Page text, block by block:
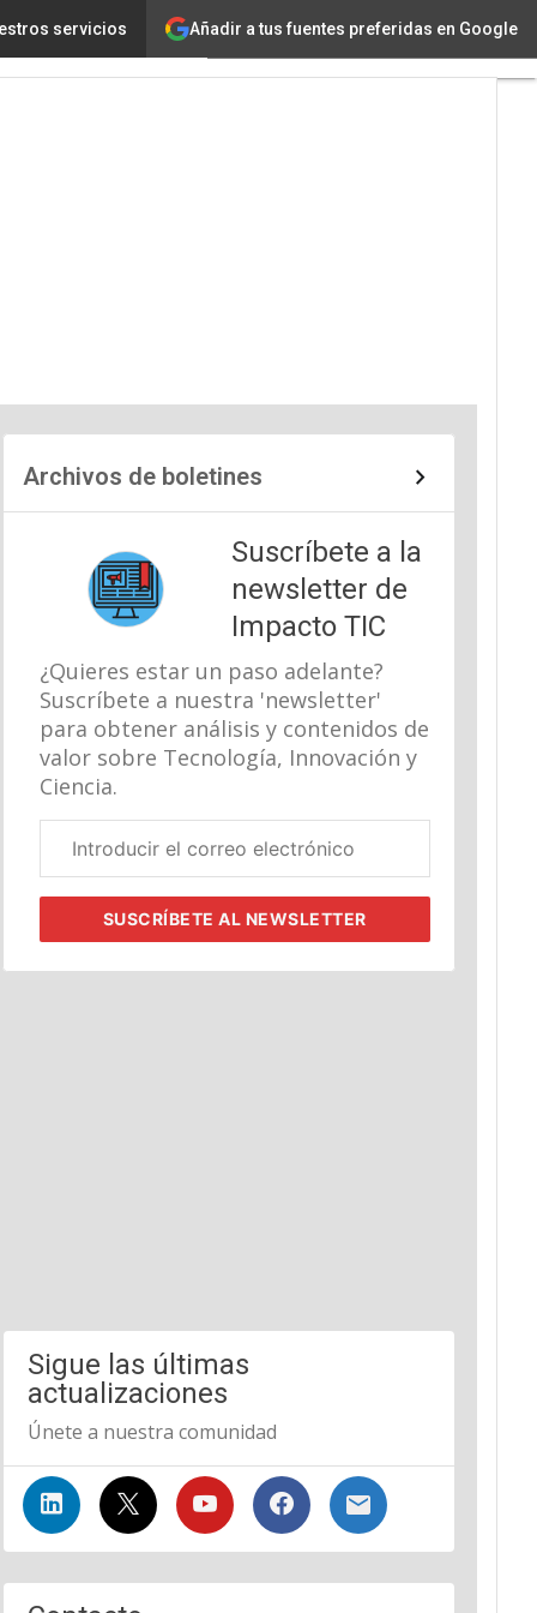
Añadir a tus fuentes preferidas en Google
servicios
Archivos de boletines
Suscríbete a la
newsletter de
Impacto TIC
¿Quieres estar un paso adelante?
Suscríbete a nuestra 'newsletter'
para obtener análisis y contenidos de
valor sobre Tecnología, Innovación y
Ciencia.
electrónico
SUSCRÍBETEAL NEWSLETTER
Sigue las últimas
actualizaciones
Únete a nuestra comunidad